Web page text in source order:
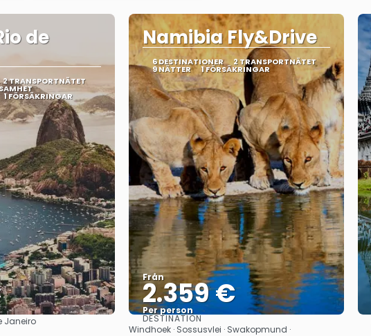
de
2 TRANSPORTNÄTET
1 FÖRSÄKRINGAR
Se
Janeiro
Namibia Fly&Drive
6 DESTINATIONER 2 TRANSPORTNÄTET
9 NÄTTER 1 FÖRSÄKRINGAR
Från
2.359 €
Per person
Se
DESTINATION
Windhoek · Sossusvlei · Swakopmund ·